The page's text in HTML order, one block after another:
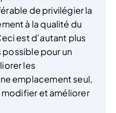
de privilégier la
à la qualité du
est d’autant plus
possible pour un
les
emplacement seul,
et améliorer